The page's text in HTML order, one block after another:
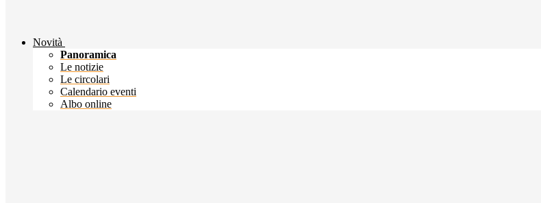
Novità
Panoramica
Le notizie
Le circolari
Calendario eventi
Albo online